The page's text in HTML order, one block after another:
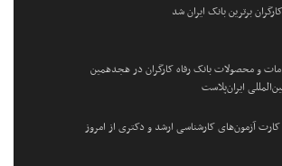
برترین بانک ایران شد
و محصولات بانک رفاه کارگران در هجدهمین
ایران‌پلاست
کارت آزمون‌های کارشناسی ارشد و دکتری از امروز